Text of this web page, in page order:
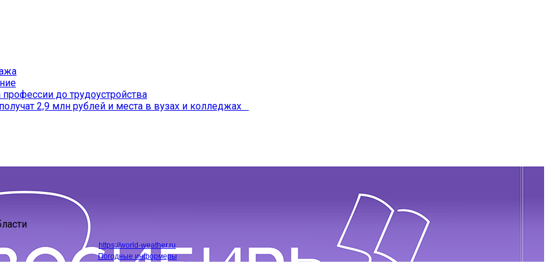
до трудоустройства
2,9 млн рублей и места в вузах и колледжах
https://world-weather.ru
Погодные информеры